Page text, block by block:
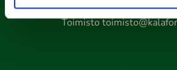
Toimisto